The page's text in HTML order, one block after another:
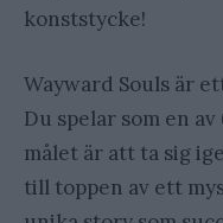
konststycke!
Wayward Souls är
Du spelar som en
målet är att ta sig
till toppen av ett